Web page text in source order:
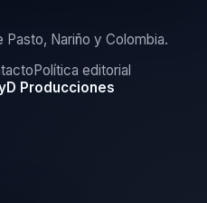
Nariño y Colombia.
Política editorial
Producciones